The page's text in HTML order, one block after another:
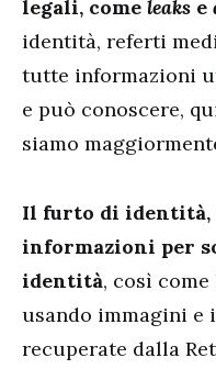
legali, come leaks e
identità, referti
tutte informazioni
e può conoscere,
siamo
Il furto di identità,
informazioni per
identità, così
usando immagini e
recuperate dalla